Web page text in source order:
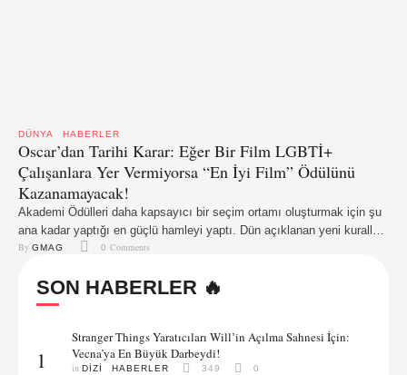
DÜNYA HABERLER
Oscar’dan Tarihi Karar: Eğer Bir Film LGBTİ+
Çalışanlara Yer Vermiyorsa “En İyi Film” Ödülünü
Kazanamayacak!
Akademi Ödülleri daha kapsayıcı bir seçim ortamı oluşturmak için şu
ana kadar yaptığı en güçlü hamleyi yaptı. Dün açıklanan yeni kurallara
göre, bir filmin en iyi Film Oscarı için aday gösterilebilmesi için
sınıflandırdığı LGBTİ+lardan, kadınlardan, farklı etnik gruplarından ve
engellilerden daha fazla kişiyi çalıştırması gerekecek. Bu yeni
By GMAG 0 Comments
SON HABERLER 🔥
1
Stranger Things Yaratıcıları Will’in Açılma Sahnesi İçin:
Vecna’ya En Büyük Darbeydi!
in DIZI HABERLER 349 0